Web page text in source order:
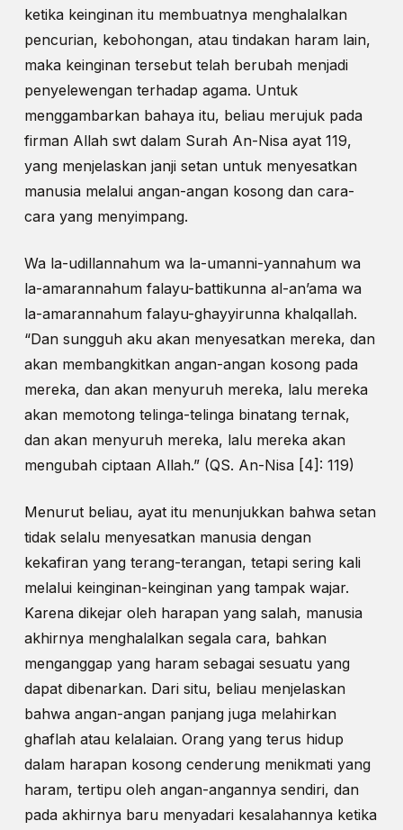
ketika keinginan itu membuatnya menghalalkan
pencurian, kebohongan, atau tindakan haram lain,
maka keinginan tersebut telah berubah menjadi
penyelewengan terhadap agama. Untuk
menggambarkan bahaya itu, beliau merujuk pada
firman Allah swt dalam Surah An-Nisa ayat 119,
yang menjelaskan janji setan untuk menyesatkan
manusia melalui angan-angan kosong dan cara-
cara yang menyimpang.
Wa la-udillannahum wa la-umanni-yannahum wa
la-amarannahum falayu-battikunna al-an’ama wa
la-amarannahum falayu-ghayyirunna khalqallah.
“Dan sungguh aku akan menyesatkan mereka, dan
akan membangkitkan angan-angan kosong pada
mereka, dan akan menyuruh mereka, lalu mereka
akan memotong telinga-telinga binatang ternak,
dan akan menyuruh mereka, lalu mereka akan
mengubah ciptaan Allah.” (QS. An-Nisa [4]: 119)
Menurut beliau, ayat itu menunjukkan bahwa setan
tidak selalu menyesatkan manusia dengan
kekafiran yang terang-terangan, tetapi sering kali
melalui keinginan-keinginan yang tampak wajar.
Karena dikejar oleh harapan yang salah, manusia
akhirnya menghalalkan segala cara, bahkan
menganggap yang haram sebagai sesuatu yang
dapat dibenarkan. Dari situ, beliau menjelaskan
bahwa angan-angan panjang juga melahirkan
ghaflah atau kelalaian. Orang yang terus hidup
dalam harapan kosong cenderung menikmati yang
haram, tertipu oleh angan-angannya sendiri, dan
pada akhirnya baru menyadari kesalahannya ketika